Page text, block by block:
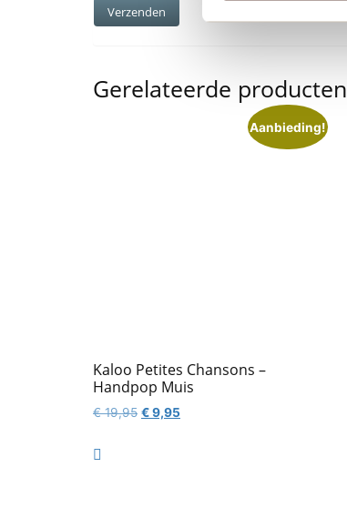
Gerelateerde producten
Aanbieding!
Kaloo Petites Chansons –
Handpop Muis
€19,95 Oorspronkelijke
€9,95Huidige
